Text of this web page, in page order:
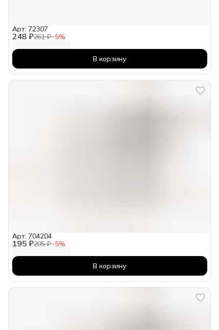
248 ₽261 ₽−5%
Арт: 72307
В корзину
195 ₽205 ₽−5%
Арт: 704204
В корзину